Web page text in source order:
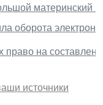
материнский
оборота
на
источники